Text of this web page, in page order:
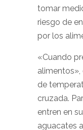
tomar
riesgo de
por los
«Cuando
de
cruzada.
entren en
aguacates